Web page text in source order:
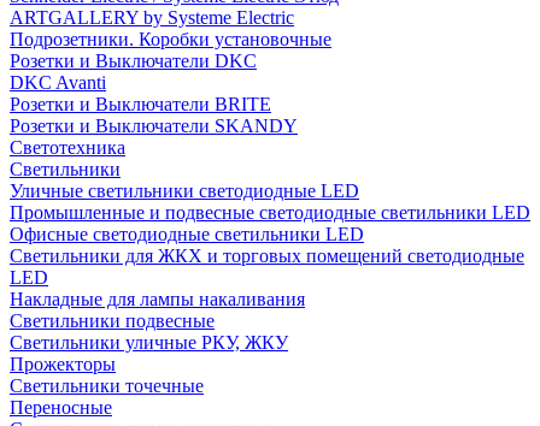
ARTGALLERY by Systeme Electric
Подрозетники. Коробки установочные
Розетки и Выключатели DKC
DKC Avanti
Розетки и Выключатели BRITE
Розетки и Выключатели SKANDY
Светотехника
Светильники
Уличные светильники светодиодные LED
Промышленные и подвесные светодиодные светильники LED
Офисные светодиодные светильники LED
Светильники для ЖКХ и торговых помещений светодиодные
LED
Накладные для лампы накаливания
Светильники подвесные
Светильники уличные РКУ, ЖКУ
Прожекторы
Cветильники точечные
Переносные